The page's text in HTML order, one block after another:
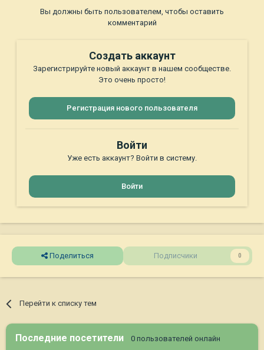
Вы должны быть пользователем, чтобы оставить
комментарий
Создать аккаунт
Зарегистрируйте новый аккаунт в нашем сообществе.
Это очень просто!
Регистрация нового пользователя
Войти
Уже есть аккаунт? Войти в систему.
Войти
Поделиться Подписчики 0
Перейти к списку тем
Последние посетители 0 пользователей онлайн